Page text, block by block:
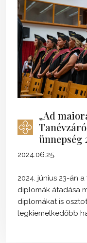
„Ad
ünnepség
2024.06.25.
2024. június 23-án
diplomák átadása
diplomákat is
legkiemelkedőbb